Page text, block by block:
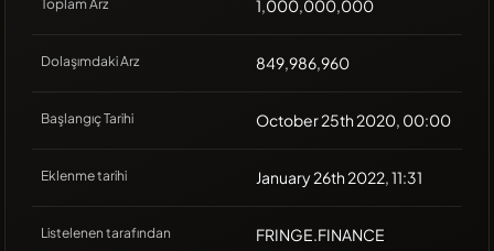
Toplam Arz 1,000,000,000
Dolaşımdaki Arz 849,986,960
Başlangıç Tarihi October 25th 2020, 00:00
Eklenme tarihi January 26th 2022, 11:31
Listelenen tarafından FRINGE.FINANCE